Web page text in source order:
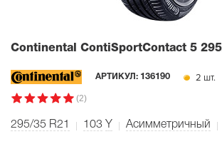
Continental ContiSportContact 5
АРТИКУЛ: 136190 2 шт.
(2)
295/35 R21 103 Y Асимметричный